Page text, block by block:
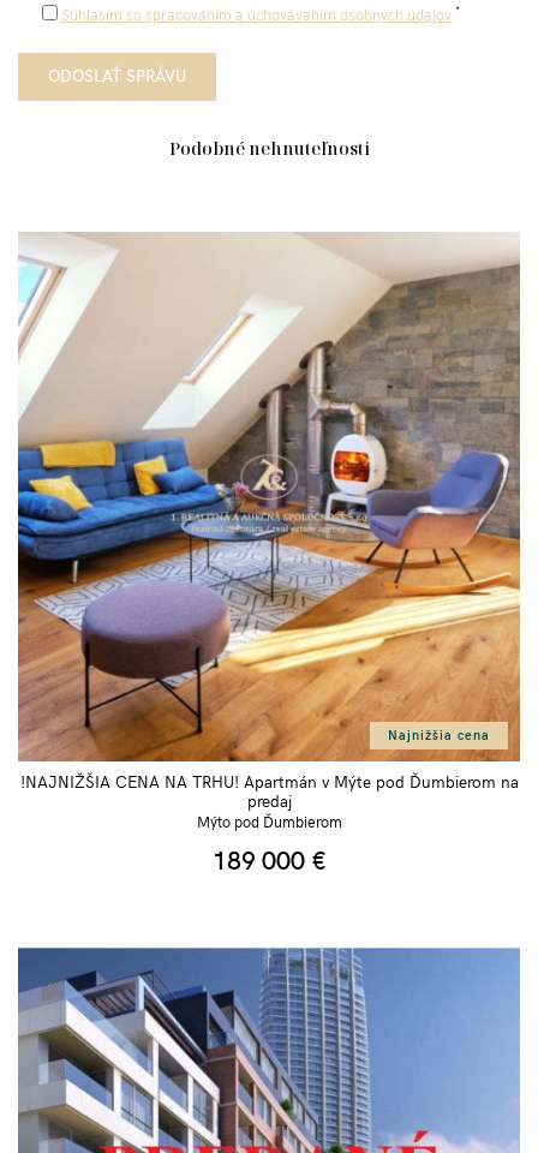
Súhlasím so spracovaním a uchovávaním osobných údajov *
Podobné nehnuteľnosti
Najnižšia cena
!NAJNIŽŠIA CENA NA TRHU! Apartmán v Mýte pod Ďumbierom na
predaj
Mýto pod Ďumbierom
189 000 €